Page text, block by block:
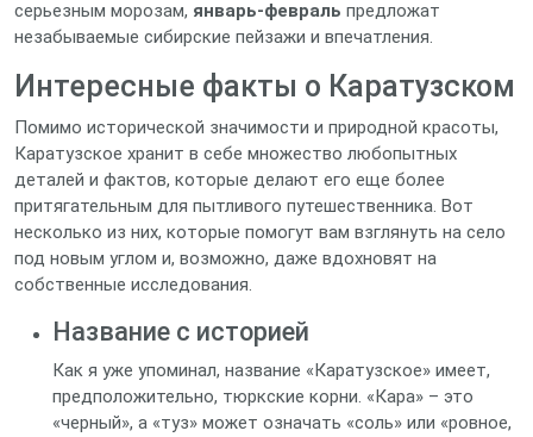
серьезным морозам, январь-февраль предложат
незабываемые сибирские пейзажи и впечатления.
Интересные факты о Каратузском
Помимо исторической значимости и природной красоты,
Каратузское хранит в себе множество любопытных
деталей и фактов, которые делают его еще более
притягательным для пытливого путешественника. Вот
несколько из них, которые помогут вам взглянуть на село
под новым углом и, возможно, даже вдохновят на
собственные исследования.
Название с историей
Как я уже упоминал, название «Каратузское» имеет,
предположительно, тюркские корни. «Кара» – это
«черный», а «туз» может означать «соль» или «ровное,